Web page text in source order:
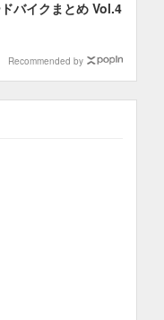
バイクまとめ Vol.4
Recommended by